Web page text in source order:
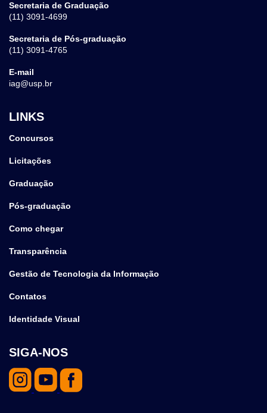
Secretaria de Graduação
(11) 3091-4699
Secretaria de Pós-graduação
(11) 3091-4765
E-mail
iag@usp.br
LINKS
Concursos
Licitações
Graduação
Pós-graduação
Como chegar
Transparência
Gestão de Tecnologia da Informação
Contatos
Identidade Visual
SIGA-NOS